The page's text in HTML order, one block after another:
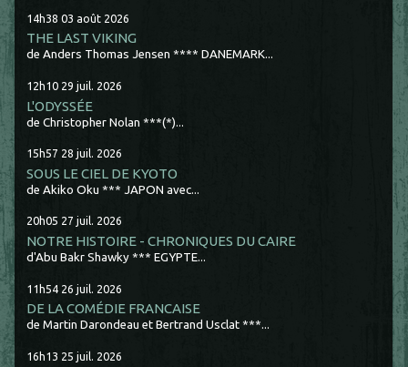
14h38 03 août 2026
THE LAST VIKING
de Anders Thomas Jensen **** DANEMARK...
12h10 29 juil. 2026
L'ODYSSÉE
de Christopher Nolan ***(*)...
15h57 28 juil. 2026
SOUS LE CIEL DE KYOTO
de Akiko Oku *** JAPON avec...
20h05 27 juil. 2026
NOTRE HISTOIRE - CHRONIQUES DU CAIRE
d'Abu Bakr Shawky *** EGYPTE...
11h54 26 juil. 2026
DE LA COMÉDIE FRANCAISE
de Martin Darondeau et Bertrand Usclat ***...
16h13 25 juil. 2026